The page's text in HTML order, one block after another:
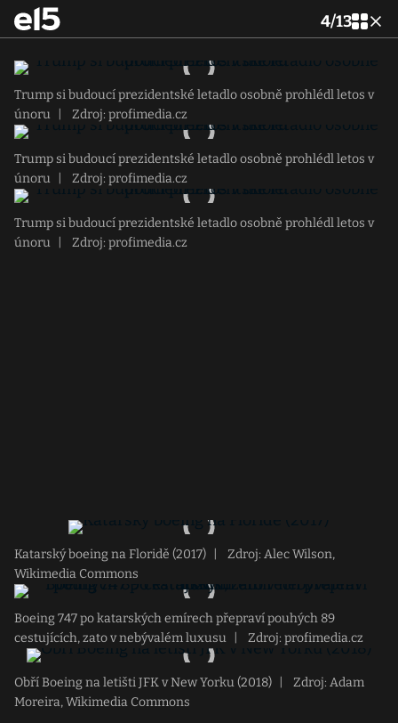
4/13
Trump si budoucí prezidentské letadlo osobně prohlédl letos v
únoru
Zdroj: profimedia.cz
Trump si budoucí prezidentské letadlo osobně prohlédl letos v
únoru
Zdroj: profimedia.cz
Trump si budoucí prezidentské letadlo osobně prohlédl letos v
únoru
Zdroj: profimedia.cz
Katarský boeing na Floridě (2017)
Zdroj: Alec Wilson,
Wikimedia Commons
Boeing 747 po katarských emírech přepraví pouhých 89
cestujících, zato v nebývalém luxusu
Zdroj: profimedia.cz
Obří Boeing na letišti JFK v New Yorku (2018)
Zdroj: Adam
Moreira, Wikimedia Commons